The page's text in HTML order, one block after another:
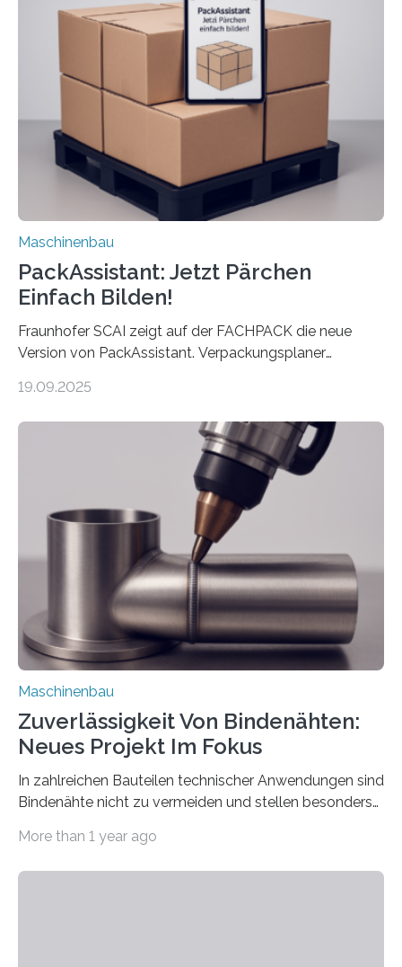
anderen Maschinen übertragen. Eine Falzmaschine
umzurüsten ist ein Job für echte Profis. Eine solche
Maschine faltet in Druckereien Broschüren, Prospekte,
Landkarten und vieles mehr – mehrere Zehntausend
Exemplare pro Stunde. Je nach Maschinentyp und
Auftrag kann das Umrüsten…
Maschinenbau
PackAssistant: Jetzt Pärchen
Einfach Bilden!
Fraunhofer SCAI zeigt auf der FACHPACK die neue
Version von PackAssistant. Verpackungsplaner
Automobil, Maschinenbau und in der Zulieferindustrie.
Teile als eine Einheit verpacken. Die Anordnung kann
der Benutzer vorgeben und erhält so mehr Kontrolle
über die Positionierung der Bauteile. Die ebenfalls neue
Automatisierungsschnittstelle dient dazu, die Software
besser in spezifische Unternehmensprozesse
einzubinden. Sankt Augustin – Zur Messe FACHPACK
vom 23. bis 25. September in Nürnberg…
19.09.2025
Maschinenbau
Zuverlässigkeit Von Bindenähten:
Neues Projekt Im Fokus
In zahlreichen Bauteilen technischer Anwendungen sind
Bindenähte nicht zu vermeiden und stellen besonders
Matrixmaterials eine große Herausforderung dar.
More than 1 year ago